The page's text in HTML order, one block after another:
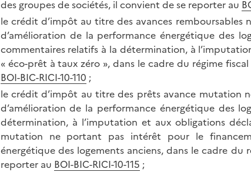
des groupes de sociétés, il convient de se reporter au
le crédit d’impôt au titre des avances
d’amélioration de la performance énergétique des
commentaires relatifs à la détermination, à
« éco-prêt à taux zéro », dans le cadre du régime
BOI-BIC-RICI-10-110 ;
le crédit d’impôt au titre des prêts avance mutation
d’amélioration de la performance énergétique des
détermination, à l’imputation et aux obligations
mutation ne portant pas intérêt pour le
énergétique des logements anciens, dans le cadre
reporter au BOI-BIC-RICI-10-115 ;